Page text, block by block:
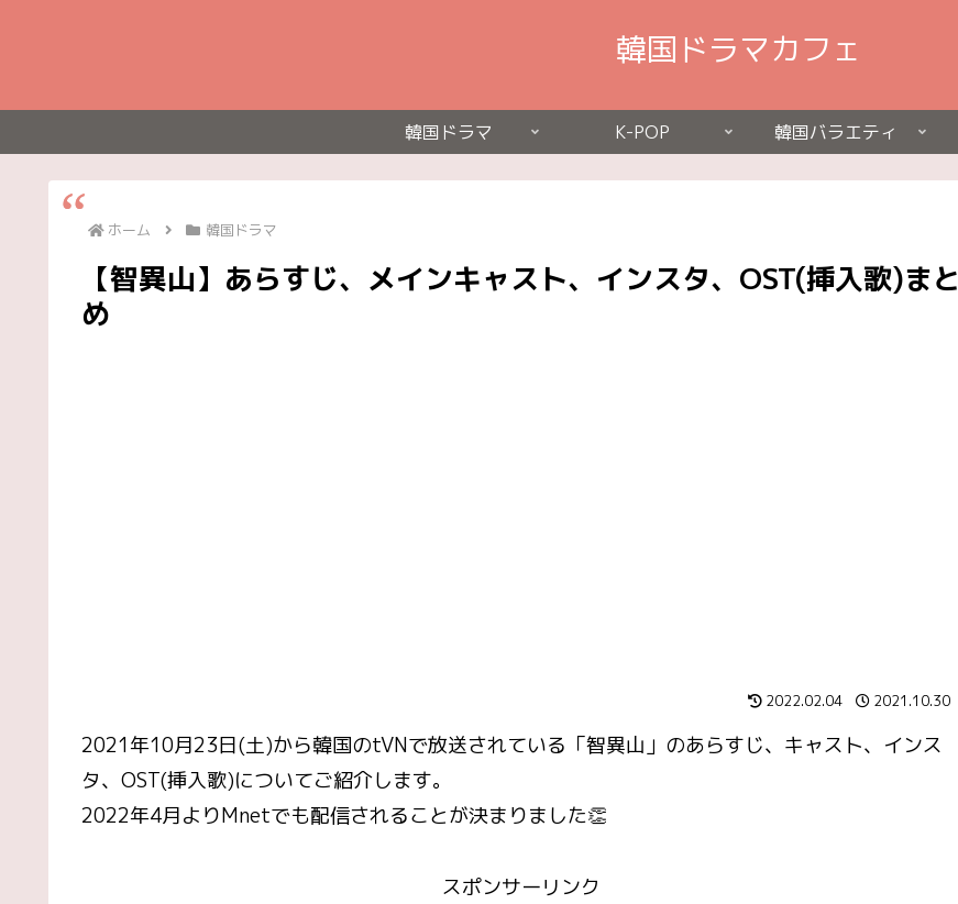
韓国ドラマカフェ
韓国ドラマ K-POP 韓国バラエティ
ホーム 韓国ドラマ
【智異山】あらすじ、メインキャスト、インスタ、OST(挿入歌)まと
め
2022.02.04 2021.10.30
2021年10月23日(土)から韓国のtVNで放送されている「智異山」のあらすじ、キャスト、インス
タ、OST(挿入歌)についてご紹介します。
2022年4月よりMnetでも配信されることが決まりました👏
スポンサーリンク